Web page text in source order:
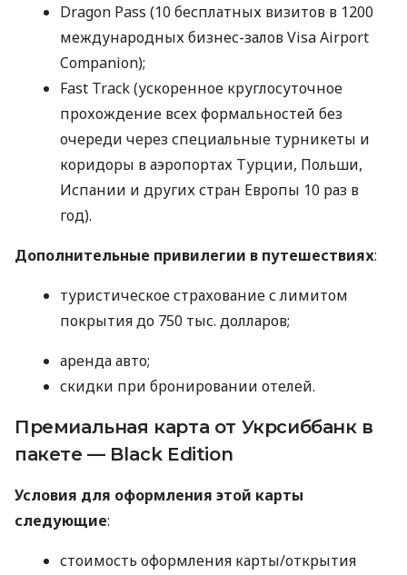
Dragon Pass (10 бесплатных визитов в 1200
международных бизнес-залов Visa Airport
Companion);
Fast Track (ускоренное круглосуточное
прохождение всех формальностей без
очереди через специальные турникеты и
коридоры в аэропортах Турции, Польши,
Испании и других стран Европы 10 раз в
год).
Дополнительные привилегии в путешествиях:
туристическое страхование с лимитом
покрытия до 750 тыс. долларов;
аренда авто;
скидки при бронировании отелей.
Премиальная карта от Укрсиббанк в
пакете — Black Edition
Условия для оформления этой карты
следующие:
стоимость оформления карты/открытия